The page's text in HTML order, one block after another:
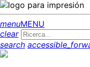
menuMENU
clear
search